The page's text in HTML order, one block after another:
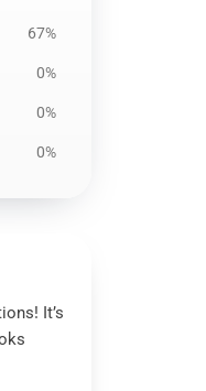
67%
0%
0%
0%
It’s